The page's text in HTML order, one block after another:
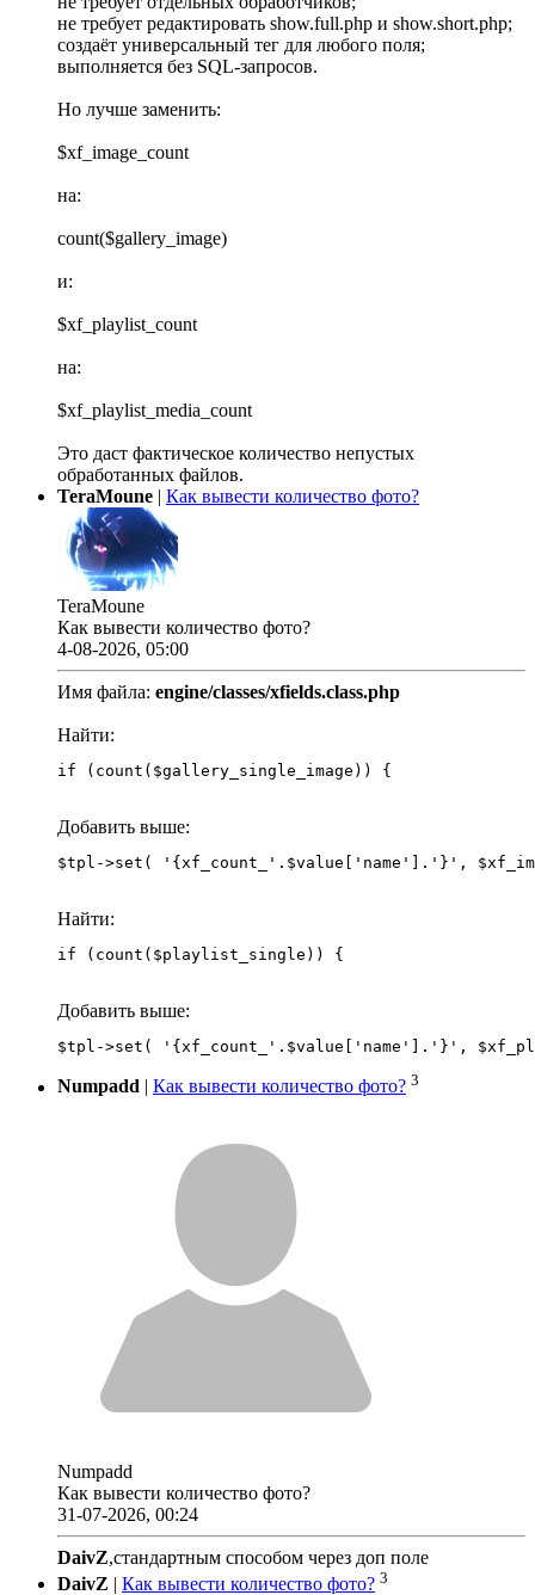
не требует редактировать show.full.php и show.short.php;
создаёт универсальный тег для любого поля;
выполняется без SQL-запросов.
Но лучше заменить:
$xf_image_count
на:
count($gallery_image)
и:
$xf_playlist_count
на:
$xf_playlist_media_count
Это даст фактическое количество непустых
обработанных файлов.
TeraMoune | Как вывести количество фото?
TeraMoune
Как вывести количество фото?
4-08-2026, 05:00
Имя файла: engine/classes/xfields.class.php
Найти:
if (count($gallery_single_image)) {
Добавить выше:
Найти:
if (count($playlist_single)) {
Добавить выше:
Numpadd Как вывести количество фото? 3
Numpadd
Как вывести количество фото?
31-07-2026, 00:24
DaivZ,стандартным способом через доп поле
DaivZ | Как вывести количество фото? 3